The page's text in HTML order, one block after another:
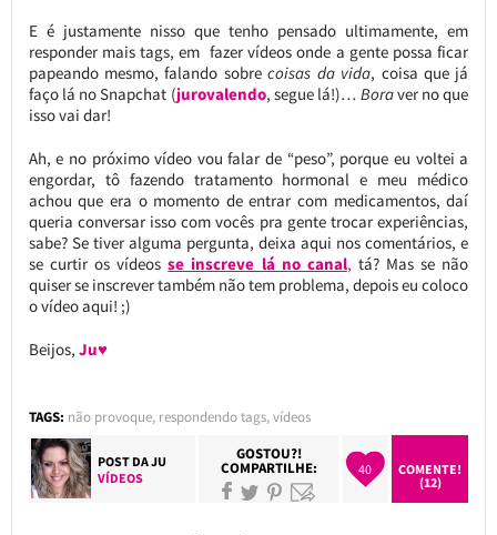
E é justamente nisso que tenho pensado ultimamente, em
responder mais tags, em fazer vídeos onde a gente possa ficar
papeando mesmo, falando sobrecoisas da vida, coisa que já
faço lá no Snapchat (jurovalendo, segue lá!)… Boraver no que
isso vai dar!
Ah, e no próximo vídeo vou falar de “peso”, porque eu voltei a
engordar, tô fazendo tratamento hormonal e meu médico
achou que era o momento de entrar com medicamentos, daí
queria conversar isso com vocês pra gente trocar experiências,
sabe? Se tiver alguma pergunta, deixa aqui nos comentários, e
se curtir os vídeosse inscreve lá no canal, tá? Mas se não
quiser se inscrever também não tem problema, depois eu coloco
o vídeo aqui! ;)
Beijos, Ju♥
TAGS: não provoque, respondendo tags,vídeos
POST DAJU
VÍDEOS
GOSTOU?!
COMPARTILHE: 40
COMENTE!
(12)